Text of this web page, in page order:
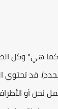
هي" وكل
قد تحتوي
نحن أو